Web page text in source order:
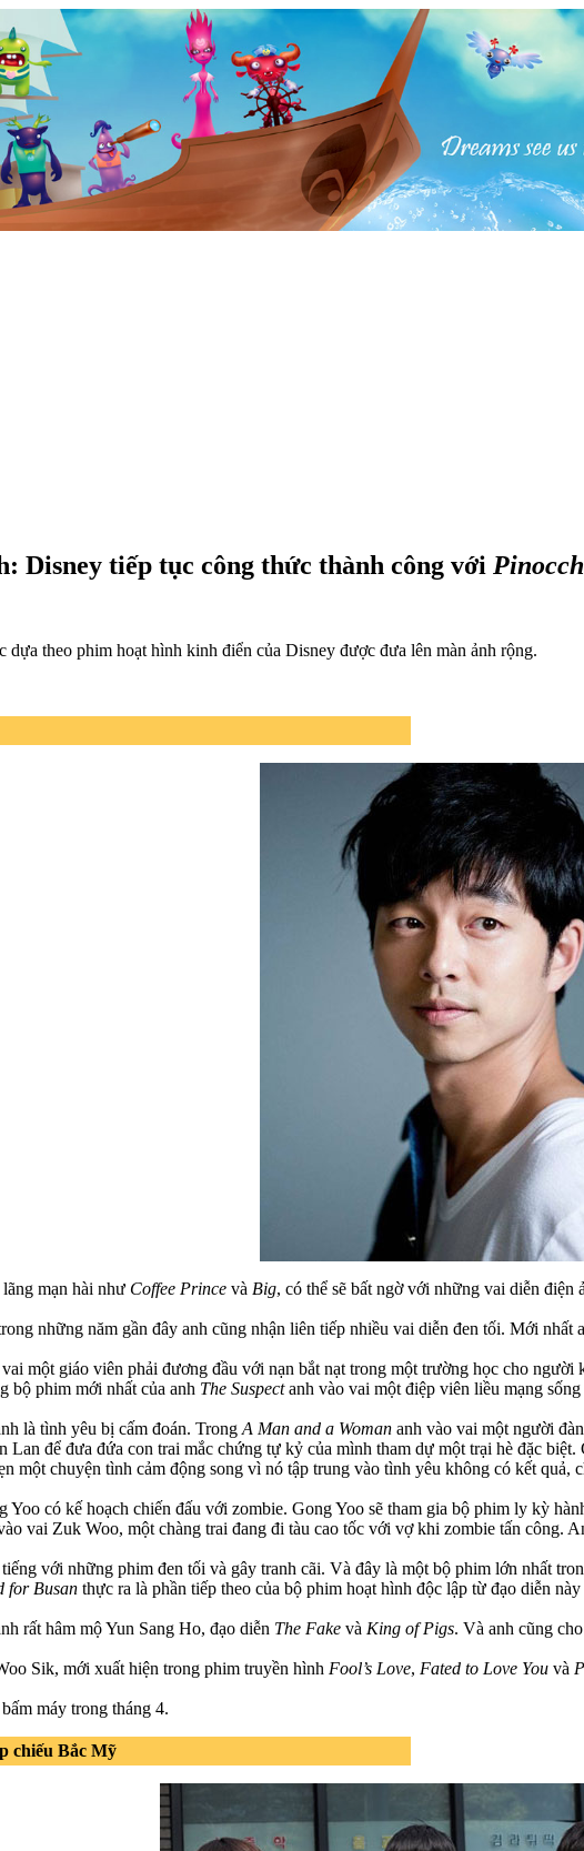
Disney tiếp tục công thức thành công với
dựa theo phim hoạt hình kinh điển của Disney được đưa lên màn ảnh rộng.
mạn hài như Coffee Prince và Big, có thể sẽ bất ngờ với những vai diễn điện
những năm gần đây anh cũng nhận liên tiếp nhiều vai diễn đen tối. Mới nhất
một giáo viên phải đương đầu với nạn bắt nạt trong một trường học cho
bộ phim mới nhất của anh The Suspectanh vào vai một điệp viên liều mạng
là tình yêu bị cấm đoán. Trong A Man and a Woman anh vào vai một người
để đưa đứa con trai mắc chứng tự kỷ của mình tham dự một trại hè đặc
một chuyện tình cảm động song vì nó tập trung vào tình yêu không có kết quả,
Yoo có kế hoạch chiến đấu với zombie. Gong Yoo sẽ tham gia bộ phim ly kỳ
vai Zuk Woo, một chàng trai đang đi tàu cao tốc với vợ khi zombie tấn công.
với những phim đen tối và gây tranh cãi. Và đây là một bộ phim lớn nhất
for Busan thực ra là phần tiếp theo của bộ phim hoạt hình độc lập từ đạo diễn này
rất hâm mộ Yun Sang Ho, đạo diễn The Fake và King of Pigs. Và anh cũng
Sik, mới xuất hiện trong phim truyền hình Fool’s Love, Fated to Love You và
máy trong tháng 4.
chiếu Bắc Mỹ